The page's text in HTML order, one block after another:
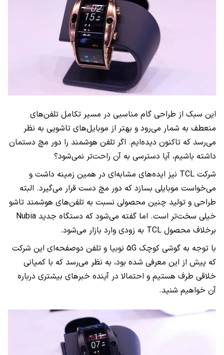
این سبک از طراحی گام مناسبی در مسیر تکامل تلفن‌های
منعطف به شمار می‌رود و بهتر از موبایل‌های تاشویی به نظر
می‌رسد که تاکنون دیده‌ایم. اگر تلفن هوشمند را دور مچ دستمان
داشته باشیم، آیا دسترسی به آن راحت‌تر نمی‌شود؟
شرکت TCL نیز ایده‌های مشابه‌ای در همین زمینه داشت و
می‌خواست موبایلی بسازد که دور مچ دست قرار می‌گیرد. البته
طراحی و تولید چنین محصولی نسبت به تلفن‌های هوشمند تاشو
خیلی سخت‌تر است. اما گفته می‌شود که دستگاه جدید Nubia
برخلاف محصول TCL به زودی وارد بازار می‌شود.
با توجه به گوشی کوچک 5G نوبیا و تلفن دوصفحه‌ای این شرکت
که پیش از این معرفی شده بود، به نظر می‌رسد که با کمپانی
خلاقی طرف هستیم و احتمالا در آینده خبرهای بیشتری درباره
آن خواهیم شنید.